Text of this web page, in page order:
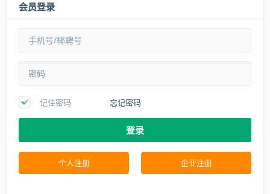
会员登录
记住密码 忘记密码
登录
个人注册 企业注册